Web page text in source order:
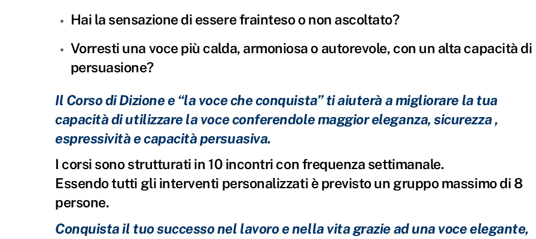
Hai la sensazione di essere frainteso o non ascoltato?
Vorresti una voce più calda, armoniosa o autorevole, con un alta capacità di
persuasione?
Il Corso di Dizione e “la voce che conquista” ti aiuterà a migliorare la tua
capacità di utilizzare la voce conferendole maggior eleganza, sicurezza ,
espressività e capacità persuasiva.
I corsi sono strutturati in 10 incontri con frequenza settimanale.
Essendo tutti gli interventi personalizzati è previsto un gruppo massimo di 8
persone.
Conquista il tuo successo nel lavoro e nella vita grazie ad una voce elegante,